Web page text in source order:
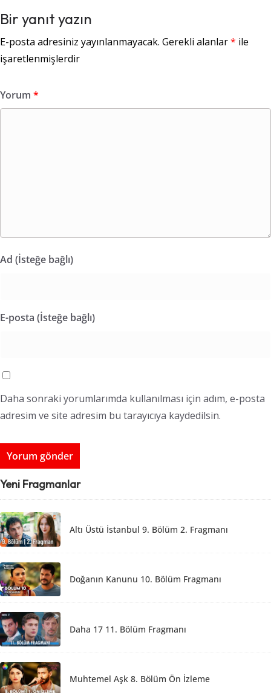
Bir yanıt yazın
E-posta adresiniz yayınlanmayacak. Gerekli alanlar* ile
işaretlenmişlerdir
Yorum *
Ad (İsteğe bağlı)
E-posta (İsteğe bağlı)
Daha sonraki yorumlarımda kullanılması için adım, e-posta
adresim ve site adresim bu tarayıcıya kaydedilsin.
Yeni Fragmanlar
Altı Üstü İstanbul 9. Bölüm 2. Fragmanı
Doğanın Kanunu 10. Bölüm Fragmanı
Daha 17 11. Bölüm Fragmanı
Muhtemel Aşk 8. Bölüm Ön İzleme